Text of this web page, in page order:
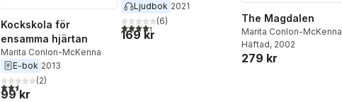
Kockskola för
ensamma hjärtan
Marita Conlon-McKenna
E-bok 2013
2,5utav 5 stjärnor. Totalt antal röster:
(2)
99 kr
Ljudbok 2021
4,3utav 5 stjärnor. Totalt antal röster:
(6)
169 kr
The Magdalen
Marita Conlon-McKenna
Häftad, 2002
279 kr